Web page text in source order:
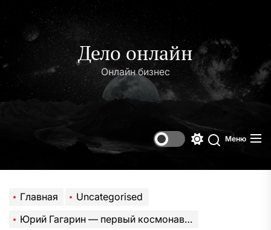
содержимому
Дело онлайн
Онлайн бизнес
Поиск
Меню
Главная
Uncategorised
Юрий Гагарин — первый космонавт, чье имя стало символом покорения космоса и мечтой миллионов